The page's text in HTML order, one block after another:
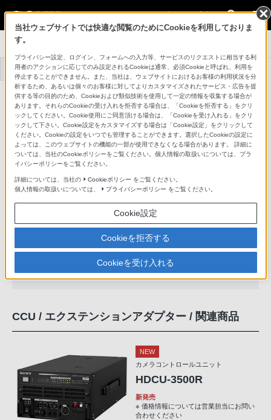
法人のお客様
システムカメラ
トップ 商品一覧 事例一覧
マルチフォーマットポータブルカメラ
HDC-3500RV
詳細メニュー
対応商品・アクセサリー
CCU / エクステンションアダプター / 関連商品
カメラコントロールネットワークアダプター
ソフトウェア / ライセンス
ビューファインダー / 関連商品
マスターセットアップユニット
リモートコントローラー / 関連商品
レンズアダプター
CCU / エクステンションアダプター / 関連商品
NEW
カメラコントロールユニット
HDCU-3500R
新発売
※ 価格情報については営業担当にお問い
合わせください
当社ウェブサイトでは快適な閲覧のためにCookieを利用しておりま
す。
プライバシー設定、ログイン、フォームへの入力等、サービスのリクエストに相当する利
用者のアクションに応じてのみ設定されるCookieは通常、必須Cookieと呼ばれ、利用を
停止することができません。また、当社は、ウェブサイトにおけるお客様の利用状況を分
析するため、あるいは個々のお客様に対してよりカスタマイズされたサービス・広告を提
供する等の目的のため、Cookieおよび類似技術を使用して一定の情報を収集する場合が
あります。それらのCookieの受け入れを拒否する場合は、「Cookieを拒否する」をクリ
ックしてください。Cookie使用にご同意頂ける場合は、「Cookieを受け入れる」をクリ
ックして下さい。Cookie設定をカスタマイズする場合は「Cookie設定」をクリックして
ください。Cookieの設定をいつでも管理することができます。選択したCookieの設定に
よっては、このウェブサイトの機能の一部が使用できなくなる場合があります。 詳細に
ついては、当社のCookieポリシーをご覧ください。個人情報の取扱いについては、プラ
イバシーポリシーをご覧ください。
詳細については、当社の Cookieポリシー をご覧ください。
個人情報の取扱いについては、
プライバシーポリシー をご覧ください。
Cookie設定
Cookieを拒否する
Cookieを受け入れる